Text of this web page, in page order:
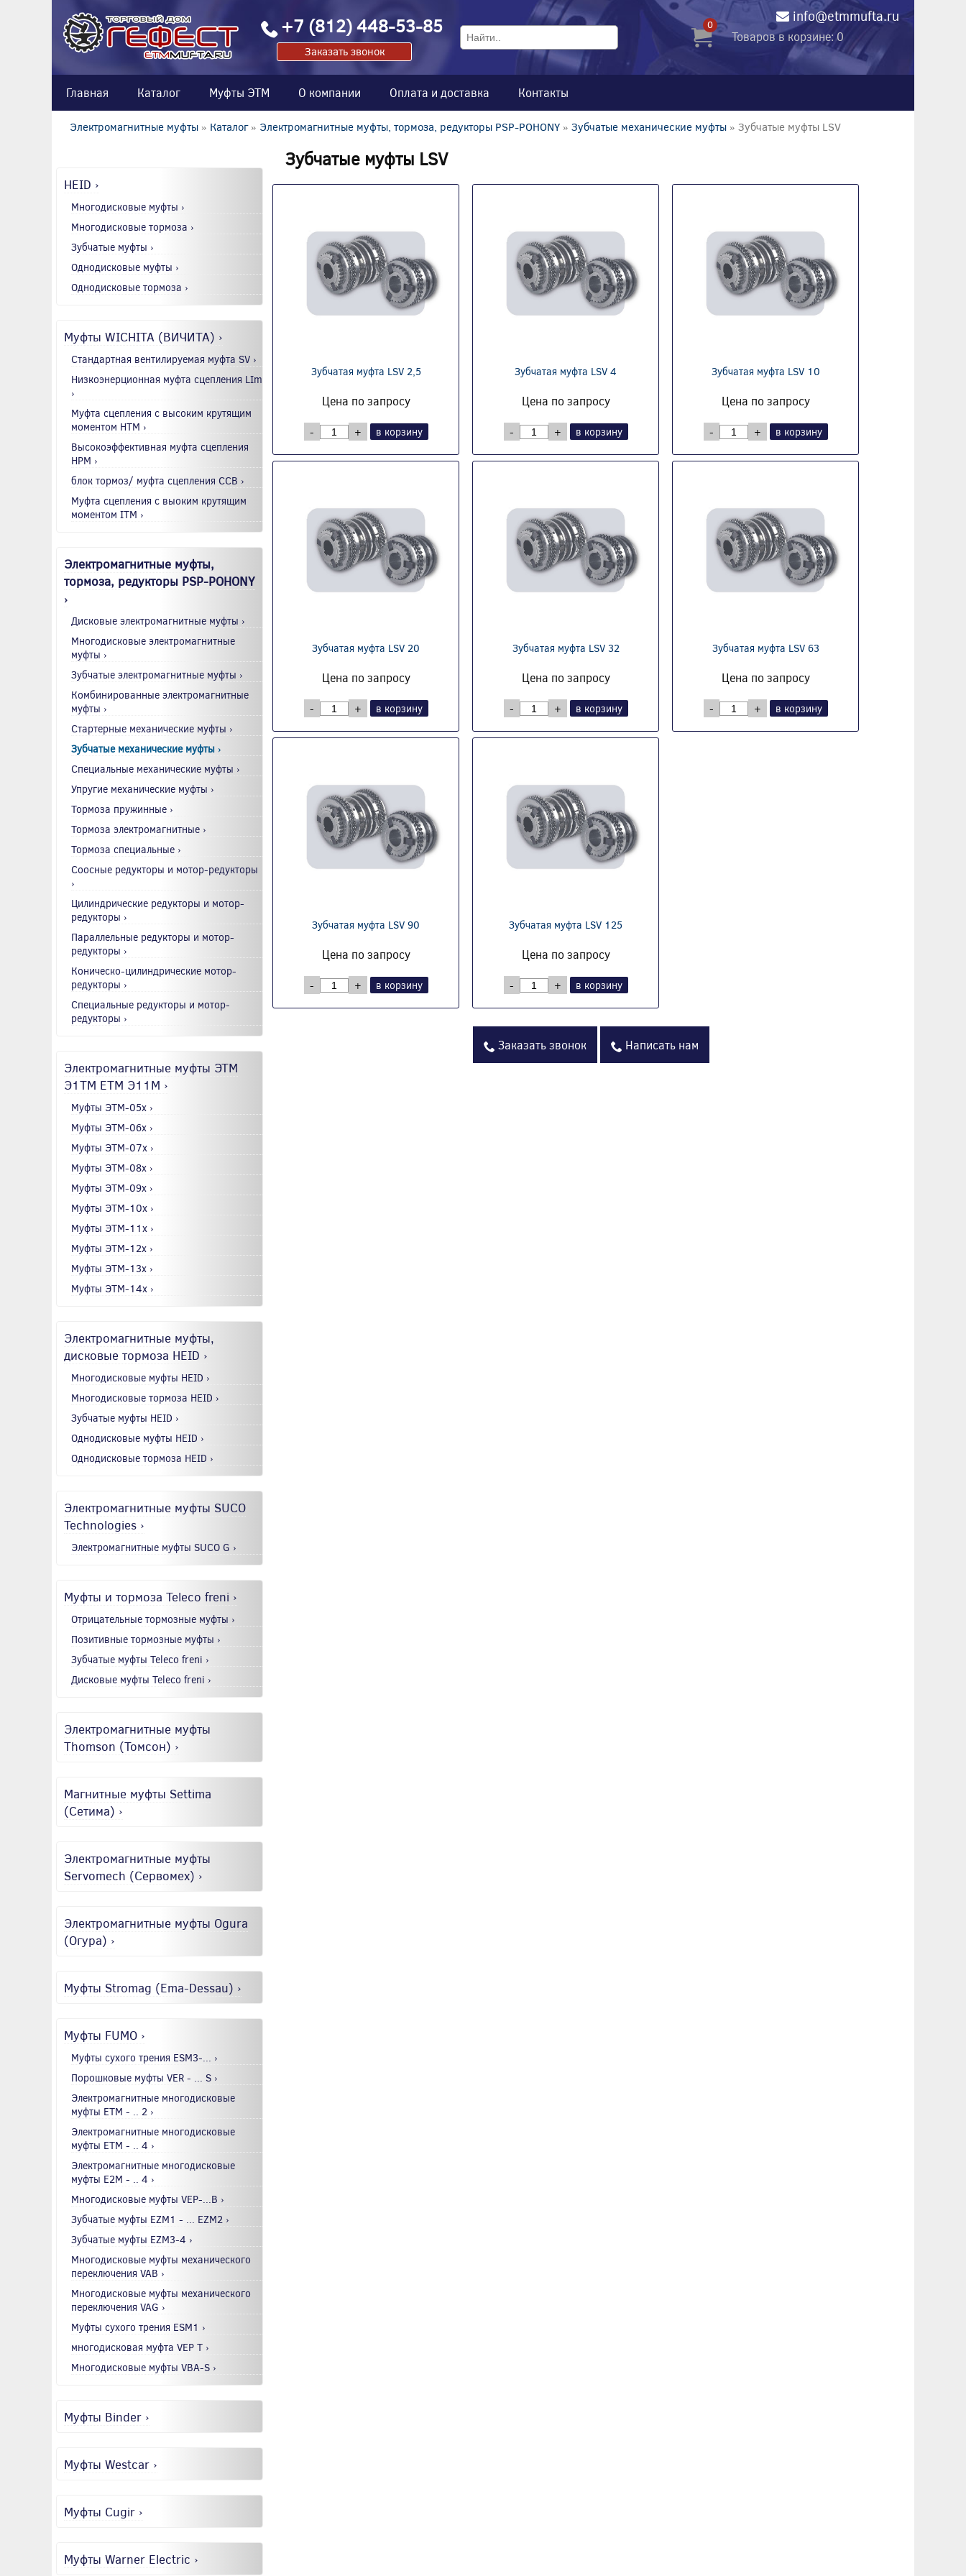
info@etmmufta.ru
+7 (812) 448-53-85
Заказать звонок
0
Товаров в корзине: 0
Главная Каталог Муфты ЭТМ О компании Оплата и доставка Контакты
Электромагнитные муфты » Каталог» Электромагнитные муфты, тормоза, редукторы PSP-POHONY » Зубчатые механические муфты » Зубчатые муфты LSV
HEID ›
Многодисковые муфты ›
Многодисковые тормоза ›
Зубчатые муфты ›
Однодисковые муфты ›
Однодисковые тормоза ›
Муфты WICHITA (ВИЧИТА) ›
Стандартная вентилируемая муфта SV ›
Низкоэнерционная муфта сцепления LIm
›
Муфта сцепления с высоким крутящим
моментом HTM ›
Высокоэффективная муфта сцепления
HPM ›
блок тормоз/ муфта сцепления CCB ›
Муфта сцепления с выоким крутящим
моментом ITM ›
Электромагнитные муфты,
тормоза, редукторы PSP-POHONY
›
Дисковые электромагнитные муфты ›
Многодисковые электромагнитные
муфты ›
Зубчатые электромагнитные муфты ›
Комбинированные электромагнитные
муфты ›
Стартерные механические муфты ›
Зубчатые механические муфты ›
Специальные механические муфты ›
Упругие механические муфты ›
Тормоза пружинные ›
Тормоза электромагнитные ›
Тормоза специальные ›
Соосные редукторы и мотор-редукторы
›
Цилиндрические редукторы и мотор-
редукторы ›
Параллельные редукторы и мотор-
редукторы ›
Коническо-цилиндрические мотор-
редукторы ›
Специальные редукторы и мотор-
редукторы ›
Электромагнитные муфты ЭТМ
Э1ТМ ETM Э11М ›
Муфты ЭТМ-05x ›
Муфты ЭТМ-06x ›
Муфты ЭТМ-07x ›
Муфты ЭТМ-08x ›
Муфты ЭТМ-09x ›
Муфты ЭТМ-10x ›
Муфты ЭТМ-11x ›
Муфты ЭТМ-12x ›
Муфты ЭТМ-13x ›
Муфты ЭТМ-14x ›
Электромагнитные муфты,
дисковые тормоза HEID ›
Многодисковые муфты HEID ›
Многодисковые тормоза HEID ›
Зубчатые муфты HEID ›
Однодисковые муфты HEID ›
Однодисковые тормоза HEID ›
Электромагнитные муфты SUCO
Technologies ›
Электромагнитные муфты SUCO G ›
Муфты и тормоза Teleco freni ›
Отрицательные тормозные муфты ›
Позитивные тормозные муфты ›
Зубчатые муфты Teleco freni ›
Дисковые муфты Teleco freni ›
Электромагнитные муфты
Thomson (Томсон) ›
Магнитные муфты Settima
(Сетима) ›
Электромагнитные муфты
Servomech (Сервомех) ›
Электромагнитные муфты Ogura
(Огура) ›
Муфты Stromag (Ema-Dessau) ›
Муфты FUMO ›
Муфты сухого трения ESM3-... ›
Порошковые муфты VER - ... S ›
Электромагнитные многодисковые
муфты EТМ - .. 2 ›
Электромагнитные многодисковые
муфты EТМ - .. 4 ›
Электромагнитные многодисковые
муфты E2М - .. 4 ›
Многодисковые муфты VEP-...B ›
Зубчатые муфты EZM1 - ... EZM2 ›
Зубчатые муфты EZM3-4 ›
Многодисковые муфты механического
переключения VAB ›
Многодисковые муфты механического
переключения VAG ›
Муфты сухого трения ESM1 ›
многодисковая муфта VEP T ›
Многодисковые муфты VBA-S ›
Муфты Binder ›
Муфты Westcar ›
Муфты Cugir ›
Муфты Warner Electric ›
Зубчатые муфты LSV
Зубчатая муфта LSV 2,5
Цена по запросу
- + в корзину
Зубчатая муфта LSV 4
Цена по запросу
- + в корзину
Зубчатая муфта LSV 10
Цена по запросу
- + в корзину
Зубчатая муфта LSV 20
Цена по запросу
- + в корзину
Зубчатая муфта LSV 32
Цена по запросу
- + в корзину
Зубчатая муфта LSV 63
Цена по запросу
- + в корзину
Зубчатая муфта LSV 90
Цена по запросу
- + в корзину
Зубчатая муфта LSV 125
Цена по запросу
- + в корзину
Заказать звонок Написать нам